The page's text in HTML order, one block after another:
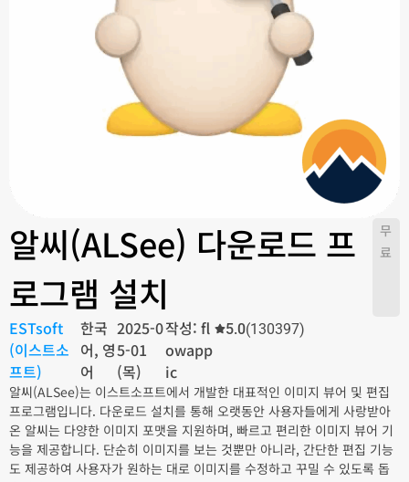
알씨(ALSee) 다운로드 프
로그램 설치
무
료
ESTsoft
(이스트소
프트)
한국
어, 영
어
2025-0
5-01
(목)
작성: fl
owapp
ic
5.0(130397)
알씨(ALSee)는 이스트소프트에서 개발한 대표적인 이미지 뷰어 및 편집
프로그램입니다. 다운로드 설치를 통해 오랫동안 사용자들에게 사랑받아
온 알씨는 다양한 이미지 포맷을 지원하며, 빠르고 편리한 이미지 뷰어 기
능을 제공합니다. 단순히 이미지를 보는 것뿐만 아니라, 간단한 편집 기능
도 제공하여 사용자가 원하는 대로 이미지를 수정하고 꾸밀 수 있도록 돕